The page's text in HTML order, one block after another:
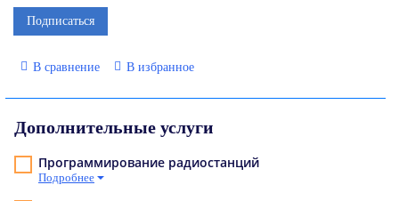
Подписаться
В сравнение В избранное
Дополнительные услуги
Программирование радиостанций
Подробнее